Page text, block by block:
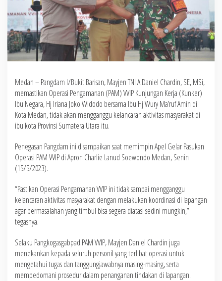
Medan – Pangdam I/Bukit Barisan, Mayjen TNI A Daniel Chardin, SE, MSi,
memastikan Operasi Pengamanan (PAM) VVIP Kunjungan Kerja (Kunker)
Ibu Negara, Hj Iriana Joko Widodo bersama Ibu Hj Wury Ma’ruf Amin di
Kota Medan, tidak akan mengganggu kelancaran aktivitas masyarakat di
ibu kota Provinsi Sumatera Utara itu.
Penegasan Pangdam ini disampaikan saat memimpin Apel Gelar Pasukan
Operasi PAM VVIP di Apron Charlie Lanud Soewondo Medan, Senin
(15/5/2023).
“Pastikan Operasi Pengamanan VVIP ini tidak sampai mengganggu
kelancaran aktivitas masyarakat dengan melakukan koordinasi di lapangan
agar permasalahan yang timbul bisa segera diatasi sedini mungkin,”
tegasnya.
Selaku Pangkogasgabpad PAM VVIP, Mayjen Daniel Chardin juga
menekankan kepada seluruh personil yang terlibat operasi untuk
mengetahui tugas dan tanggungjawabnya masing-masing, serta
mempedomani prosedur dalam penanganan tindakan di lapangan.